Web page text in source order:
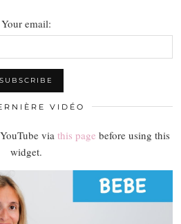
Your email:
VIDÉO
via this page before using this
widget.